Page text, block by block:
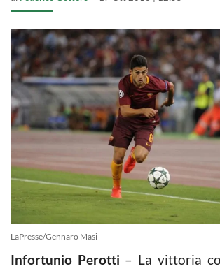
LaPresse/Gennaro Masi
Infortunio Perotti – La vittoria